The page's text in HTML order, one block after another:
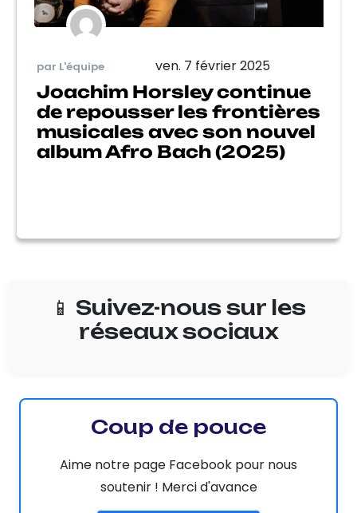
par L'équipe ven. 7 février 2025
Joachim Horsley continue
de repousser les frontières
musicales avec son nouvel
album Afro Bach (2025)
📱 Suivez-nous sur les
réseaux sociaux
Coup de pouce
Aime notre page Facebook pour nous
soutenir ! Merci d'avance